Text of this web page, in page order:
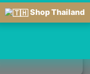
Shop Thailand